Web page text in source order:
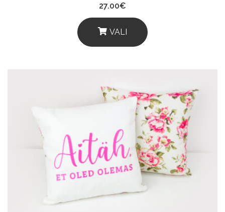
27.00€
VALI
This
Multiple
Variants.
The
Options
May
Be
Chosen